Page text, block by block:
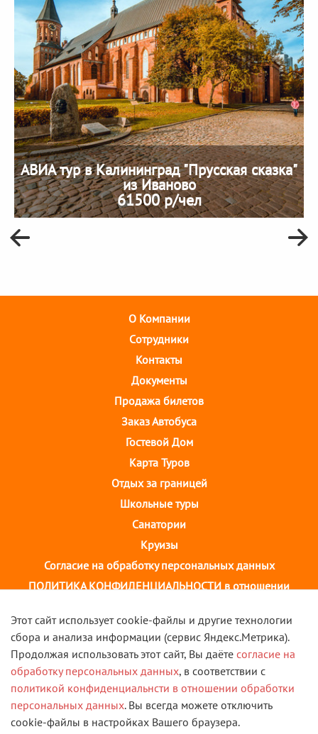
АВИА тур в Калининград "Прусская сказка"
из Иваново
61500 р/чел
О Компании
Cотрудники
Контакты
Документы
Продажа билетов
Заказ Автобуса
Гостевой Дом
Карта Туров
Отдых за границей
Школьные туры
Санатории
Круизы
Согласие на обработку персональных данных
ПОЛИТИКА КОНФИДЕНЦИАЛЬНОСТИ в отношении
г. Иваново, ул. 10 августа, д.43 ТОЦ "Августин"
2 этаж, тел. +7(4932) 58-14-58
VK
© 2013 - 2026 Туристическая компания "Скорость". Все
Этот сайт использует cookie-файлы и другие технологии
сбора и анализа информации (сервис Яндекс.Метрика).
Продолжая использовать этот сайт, Вы даёте согласие на
обработку персональных данных, в соответствии с
политикой конфиденциальнсти в отношении обработки
персональных данных. Вы всегда можете отключить
cookie-файлы в настройках Вашего браузера.